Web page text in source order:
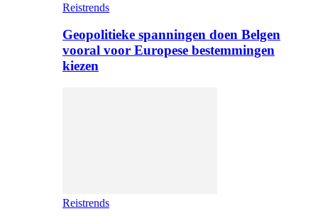
Reistrends
Geopolitieke spanningen doen Belgen
vooral voor Europese bestemmingen
kiezen
Reistrends